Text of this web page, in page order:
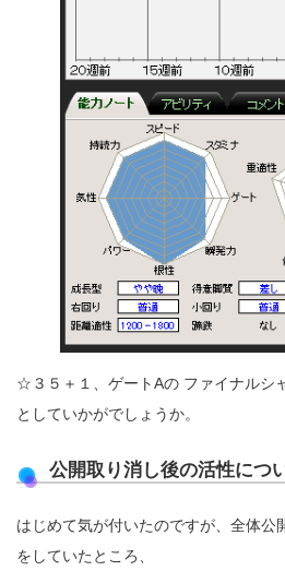
☆３５＋１、ゲートAの ファイナルシ
としていかがでしょうか。
公開取り消し後の活性につ
はじめて気が付いたのですが、全体公
をしていたところ、